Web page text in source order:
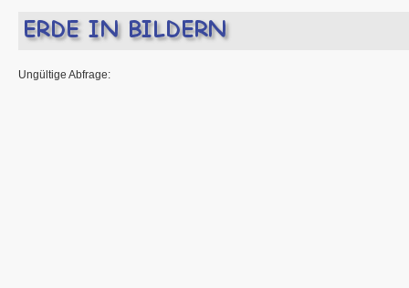
Ungültige Abfrage: